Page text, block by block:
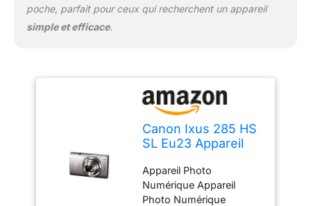
poche, parfait pour ceux qui recherchent un appareil
simple et efficace.
Canon Ixus 285 HS
SL Eu23 Appareil
Argent
Appareil Photo
Numérique Appareil
Photo Numérique